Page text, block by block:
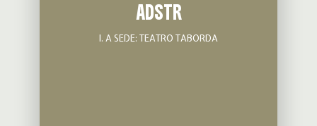
ADSTR
I. A SEDE: TEATRO TABORDA